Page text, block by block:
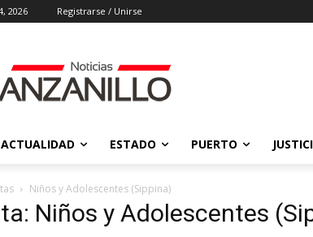
2026 Registrarse / Unirse
ACTUALIDAD ESTADO PUERTO
Niños y Adolescentes (Sippina)
Niños y Adolescentes